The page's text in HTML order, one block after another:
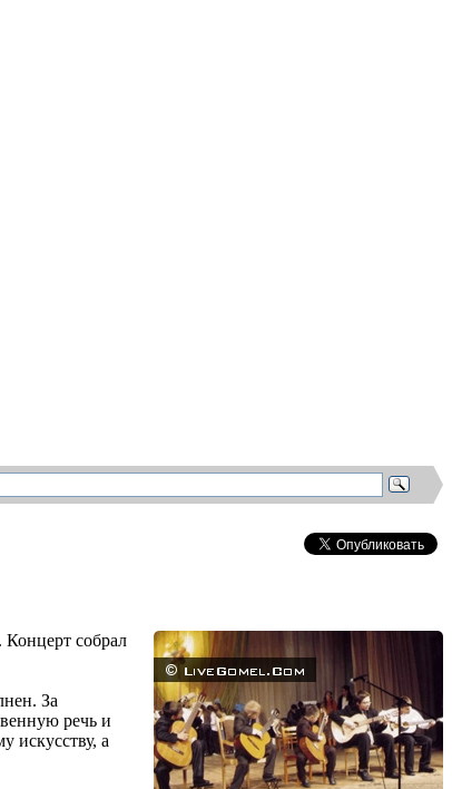
собрал
За
речь и
искусству, а